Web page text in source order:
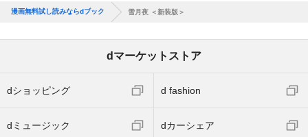
漫画無料試し読みならdブック 雪月夜 ＜新装版＞
dマーケットストア
dショッピング d fashion
dミュージック dカーシェア